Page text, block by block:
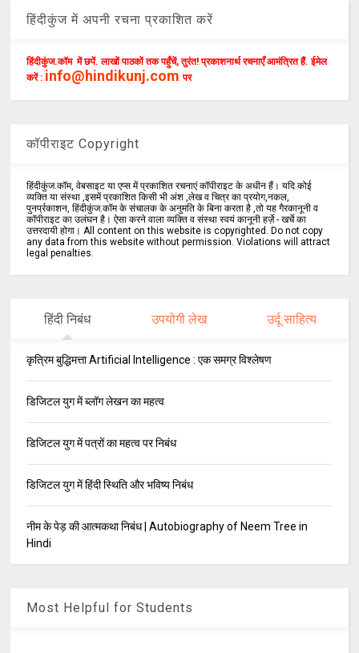
हिंदीकुंज में अपनी रचना प्रकाशित करें
हिंदीकुंज.कॉम में छपें. लाखों पाठकों तक पहुँचें, तुरंत! प्रकाशनार्थ रचनाएँ आमंत्रित हैं. ईमेल
करें : info@hindikunj.com पर
कॉपीराइट Copyright
हिंदीकुंज.कॉम, वेबसाइट या एप्स में प्रकाशित रचनाएं कॉपीराइट के अधीन हैं। यदि कोई
व्यक्ति या संस्था ,इसमें प्रकाशित किसी भी अंश ,लेख व चित्र का प्रयोग,नकल,
पुनर्प्रकाशन, हिंदीकुंज.कॉम के संचालक के अनुमति के बिना करता है ,तो यह गैरकानूनी व
कॉपीराइट का उलंघन है। ऐसा करने वाला व्यक्ति व संस्था स्वयं कानूनी हर्ज़े - खर्चे का
उत्तरदायी होगा। All content on this website is copyrighted. Do not copy
any data from this website without permission. Violations will attract
legal penalties.
हिंदी निबंध उपयोगी लेख उर्दू साहित्य
कृत्रिम बुद्धिमत्ता Artificial Intelligence : एक समग्र विश्लेषण
डिजिटल युग में ब्लॉग लेखन का महत्व
डिजिटल युग में पत्रों का महत्व पर निबंध
डिजिटल युग में हिंदी स्थिति और भविष्य निबंध
नीम के पेड़ की आत्मकथा निबंध | Autobiography of Neem Tree in
Hindi
Most Helpful for Students